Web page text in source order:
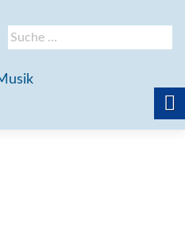
Suche
nach:
NAVIGATION